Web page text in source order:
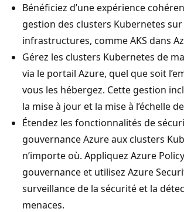
Bénéficiez d’une expérience
gestion des clusters Kubernetes
infrastructures, comme AKS dans
Gérez les clusters Kubernetes de
via le portail Azure, quel que soit
vous les hébergez. Cette gestion
la mise à jour et la mise à l’échelle
Étendez les fonctionnalités de
gouvernance Azure aux clusters
n’importe où. Appliquez Azure
gouvernance et utilisez Azure
surveillance de la sécurité et la
menaces.